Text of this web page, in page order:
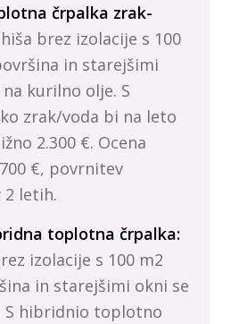
črpalka zrak-
brez izolacije s 100
in starejšimi
kurilno olje. S
zrak/voda bi na leto
2.300 €. Ocena
€, povrnitev
2 letih.
toplotna črpalka:
izolacije s 100 m2
in starejšimi okni se
S hibridnio toplotno